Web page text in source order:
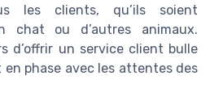
les clients, qu’ils soient
chat ou d’autres animaux.
d’offrir un service client bulle
en phase avec les attentes des